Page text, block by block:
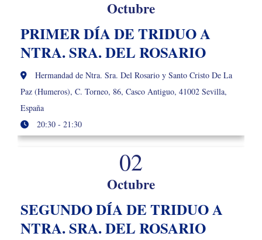
Octubre
PRIMER DÍA DE TRIDUO A
NTRA. SRA. DEL ROSARIO
Hermandad de Ntra. Sra. Del Rosario y Santo Cristo De La
Paz (Humeros), C. Torneo, 86, Casco Antiguo, 41002 Sevilla,
España
20:30 - 21:30
02
Octubre
SEGUNDO DÍA DE TRIDUO A
NTRA. SRA. DEL ROSARIO